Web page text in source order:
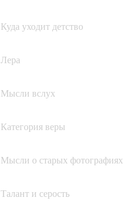
Куда уходит детство
Лера
Мысли вслух
Категория веры
Мысли о старых фотографиях
Талант и серость